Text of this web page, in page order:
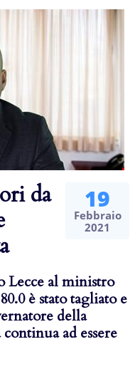
19
Febbraio
2021
da
Lecce al ministro
è stato tagliato e
della
ad essere